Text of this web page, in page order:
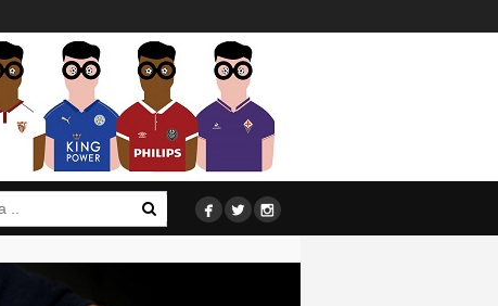
  